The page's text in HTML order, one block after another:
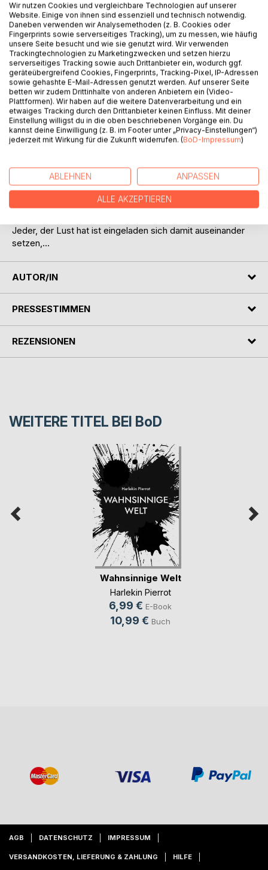
Auf die Merkliste
Titel bewerten
BESCHREIBUNG
Gedichte, die das Leben, die Liebe, die Wahrheit und die
Welt aus der Sicht von Harlekin Pierrot beschreiben. Die
Gedichte versuchen nicht alles wissenschaftlich rational zu
erklären, sondern mit Gefühl und persönlicher Emotion
Jeder, der Lust hat ist eingeladen sich damit auseinander
setzen,...
AUTOR/IN
PRESSESTIMMEN
REZENSIONEN
WEITERE TITEL BEI BoD
Wahnsinnige Welt
Harlekin Pierrot
6,99 € E-Book
10,99 € Buch
AGB DATENSCHUTZ IMPRESSUM
VERSANDKOSTEN, LIEFERUNG & ZAHLUNG HILFE
Wir nutzen Cookies und vergleichbare Technologien auf unserer
Website. Einige von ihnen sind essenziell und technisch notwendig.
Daneben verwenden wir Analysemethoden (z. B. Cookies oder
Fingerprints sowie serverseitiges Tracking), um zu messen, wie häufig
unsere Seite besucht und wie sie genutzt wird. Wir verwenden
Trackingtechnologien zu Marketingzwecken und setzen hierzu
serverseitiges Tracking sowie auch Drittanbieter ein, wodurch ggf.
geräteübergreifend Cookies, Fingerprints, Tracking-Pixel, IP-Adressen
sowie gehashte E-Mail-Adressen genutzt werden. Auf unserer Seite
betten wir zudem Drittinhalte von anderen Anbietern ein (Video-
Plattformen). Wir haben auf die weitere Datenverarbeitung und ein
etwaiges Tracking durch den Drittanbieter keinen Einfluss. Mit deiner
Einstellung willigst du in die oben beschriebenen Vorgänge ein. Du
kannst deine Einwilligung (z. B. im Footer unter „Privacy-Einstellungen“)
jederzeit mit Wirkung für die Zukunft widerrufen. (BoD-Impressum)
ABLEHNEN ANPASSEN
ALLE AKZEPTIEREN